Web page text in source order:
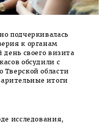
подчеркивалась
к органам
своего визита
обсудили с
области
итоги
исследования,